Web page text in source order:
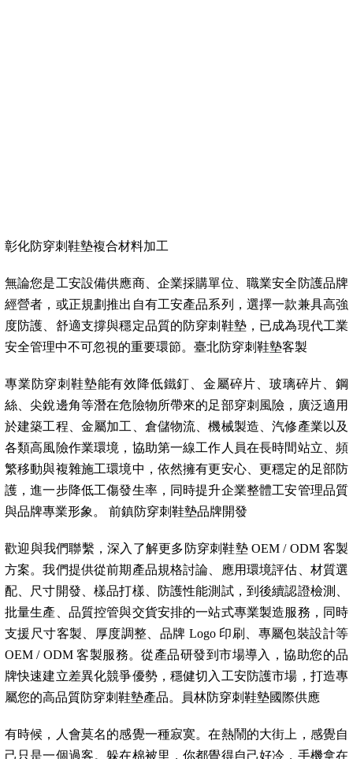
彰化防穿刺鞋墊複合材料加工
無論您是工安設備供應商、企業採購單位、職業安全防護品牌
經營者，或正規劃推出自有工安產品系列，選擇一款兼具高強
度防護、舒適支撐與穩定品質的防穿刺鞋墊，已成為現代工業
安全管理中不可忽視的重要環節。臺北防穿刺鞋墊客製
專業防穿刺鞋墊能有效降低鐵釘、金屬碎片、玻璃碎片、鋼
絲、尖銳邊角等潛在危險物所帶來的足部穿刺風險，廣泛適用
於建築工程、金屬加工、倉儲物流、機械製造、汽修產業以及
各類高風險作業環境，協助第一線工作人員在長時間站立、頻
繁移動與複雜施工環境中，依然擁有更安心、更穩定的足部防
護，進一步降低工傷發生率，同時提升企業整體工安管理品質
與品牌專業形象。 前鎮防穿刺鞋墊品牌開發
歡迎與我們聯繫，深入了解更多防穿刺鞋墊 OEM / ODM 客製
方案。我們提供從前期產品規格討論、應用環境評估、材質選
配、尺寸開發、樣品打樣、防護性能測試，到後續認證檢測、
批量生產、品質控管與交貨安排的一站式專業製造服務，同時
支援尺寸客製、厚度調整、品牌 Logo 印刷、專屬包裝設計等
OEM / ODM 客製服務。從產品研發到市場導入，協助您的品
牌快速建立差異化競爭優勢，穩健切入工安防護市場，打造專
屬您的高品質防穿刺鞋墊產品。員林防穿刺鞋墊國際供應
有時候，人會莫名的感覺一種寂寞。在熱鬧的大街上，感覺自
己只是一個過客。躲在棉被里，你都覺得自己好冷，手機拿在